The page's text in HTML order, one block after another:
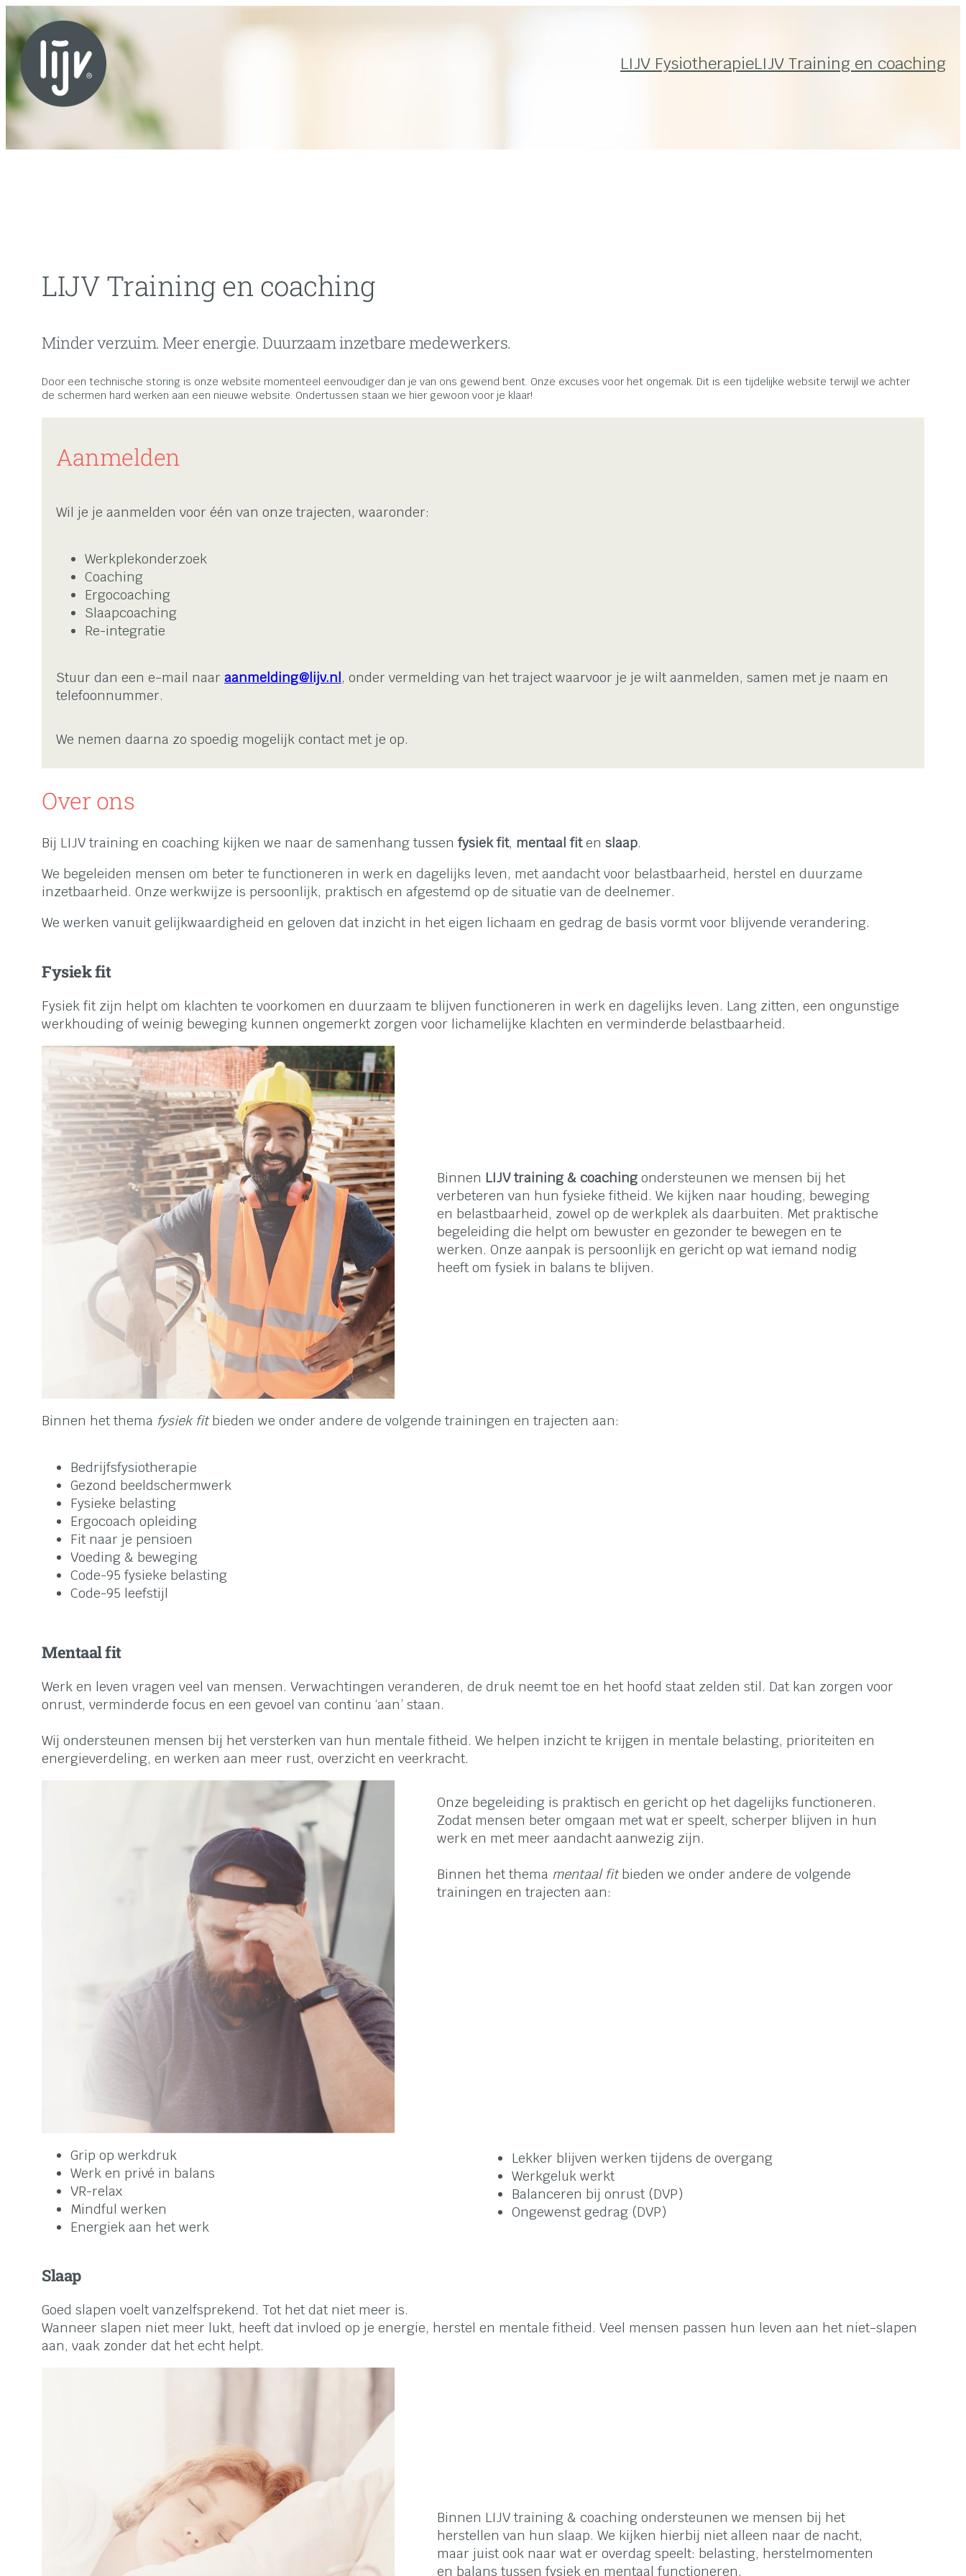
Skip
to
content
LIJV FysiotherapieLIJV Training en coaching
LIJV Training en coaching
Minder verzuim. Meer energie. Duurzaam inzetbare medewerkers.
Door een technische storing is onze website momenteel eenvoudiger dan je van ons gewend bent. Onze excuses voor het ongemak. Dit is een tijdelijke website terwijl we achter
de schermen hard werken aan een nieuwe website. Ondertussen staan we hier gewoon voor je klaar!
Aanmelden
Wil je je aanmelden voor één van onze trajecten, waaronder:
Werkplekonderzoek
Coaching
Ergocoaching
Slaapcoaching
Re-integratie
Stuur dan een e‑mail naar aanmelding@lijv.nl, onder vermelding van het traject waarvoor je je wilt aanmelden, samen met je naam en
telefoonnummer.
We nemen daarna zo spoedig mogelijk contact met je op.
Over ons
Bij LIJV training en coaching kijken we naar de samenhang tussen fysiek fit, mentaal fiten slaap.
We begeleiden mensen om beter te functioneren in werk en dagelijks leven, met aandacht voor belastbaarheid, herstel en duurzame
inzetbaarheid. Onze werkwijze is persoonlijk, praktisch en afgestemd op de situatie van de deelnemer.
We werken vanuit gelijkwaardigheid en geloven dat inzicht in het eigen lichaam en gedrag de basis vormt voor blijvende verandering.
Fysiek fit
Fysiek fit zijn helpt om klachten te voorkomen en duurzaam te blijven functioneren in werk en dagelijks leven. Lang zitten, een ongunstige
werkhouding of weinig beweging kunnen ongemerkt zorgen voor lichamelijke klachten en verminderde belastbaarheid.
Binnen LIJV training & coaching ondersteunen we mensen bij het
verbeteren van hun fysieke fitheid. We kijken naar houding, beweging
en belastbaarheid, zowel op de werkplek als daarbuiten. Met praktische
begeleiding die helpt om bewuster en gezonder te bewegen en te
werken. Onze aanpak is persoonlijk en gericht op wat iemand nodig
heeft om fysiek in balans te blijven.
Binnen het thema fysiek fitbieden we onder andere de volgende trainingen en trajecten aan:
Bedrijfsfysiotherapie
Gezond beeldschermwerk
Fysieke belasting
Ergocoach opleiding
Fit naar je pensioen
Voeding & beweging
Code-95 fysieke belasting
Code-95 leefstijl
Mentaal fit
Werk en leven vragen veel van mensen. Verwachtingen veranderen, de druk neemt toe en het hoofd staat zelden stil. Dat kan zorgen voor
onrust, verminderde focus en een gevoel van continu ‘aan’ staan.
Wij ondersteunen mensen bij het versterken van hun mentale fitheid. We helpen inzicht te krijgen in mentale belasting, prioriteiten en
energieverdeling, en werken aan meer rust, overzicht en veerkracht.
Onze begeleiding is praktisch en gericht op het dagelijks functioneren.
Zodat mensen beter omgaan met wat er speelt, scherper blijven in hun
werk en met meer aandacht aanwezig zijn.
Binnen het thema mentaal fitbieden we onder andere de volgende
trainingen en trajecten aan:
Grip op werkdruk
Werk en privé in balans
VR-relax
Mindful werken
Energiek aan het werk
Lekker blijven werken tijdens de overgang
Werkgeluk werkt
Balanceren bij onrust (DVP)
Ongewenst gedrag (DVP)
Slaap
Goed slapen voelt vanzelfsprekend. Tot het dat niet meer is.
Wanneer slapen niet meer lukt, heeft dat invloed op je energie, herstel en mentale fitheid. Veel mensen passen hun leven aan het niet‑slapen
aan, vaak zonder dat het echt helpt.
Binnen LIJV training & coaching ondersteunen we mensen bij het
herstellen van hun slaap. We kijken hierbij niet alleen naar de nacht,
maar juist ook naar wat er overdag speelt: belasting, herstelmomenten
en balans tussen fysiek en mentaal functioneren.